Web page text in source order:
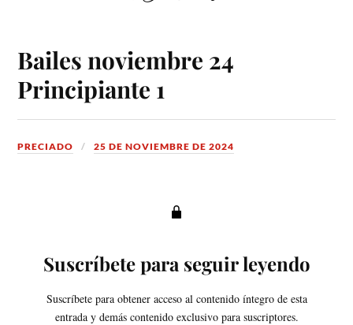
Bailes noviembre 24
Principiante 1
PRECIADO 25 DE NOVIEMBRE DE 2024
Suscríbete para seguir leyendo
Suscríbete para obtener acceso al contenido íntegro de esta
entrada y demás contenido exclusivo para suscriptores.